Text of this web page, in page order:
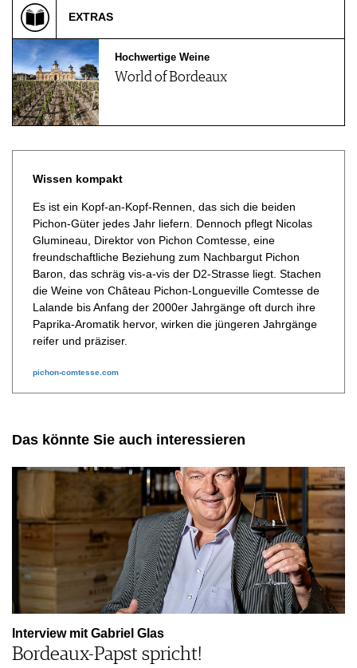
EXTRAS
Hochwertige Weine
World of Bordeaux
Wissen kompakt
Es ist ein Kopf-an-Kopf-Rennen, das sich die beiden
Pichon-Güter jedes Jahr liefern. Dennoch pflegt Nicolas
Glumineau, Direktor von Pichon Comtesse, eine
freundschaftliche Beziehung zum Nachbargut Pichon
Baron, das schräg vis-a-vis der D2-Strasse liegt. Stachen
die Weine von Château Pichon-Longueville Comtesse de
Lalande bis Anfang der 2000er Jahrgänge oft durch ihre
Paprika-Aromatik hervor, wirken die jüngeren Jahrgänge
reifer und präziser.
pichon-comtesse.com
Das könnte Sie auch interessieren
Interview mit Gabriel Glas
Bordeaux-Papst spricht!